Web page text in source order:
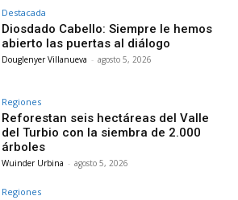
Destacada
Diosdado Cabello: Siempre le hemos
abierto las puertas al diálogo
Douglenyer Villanueva - agosto 5, 2026
Regiones
Reforestan seis hectáreas del Valle
del Turbio con la siembra de 2.000
árboles
Wuinder Urbina - agosto 5, 2026
Regiones